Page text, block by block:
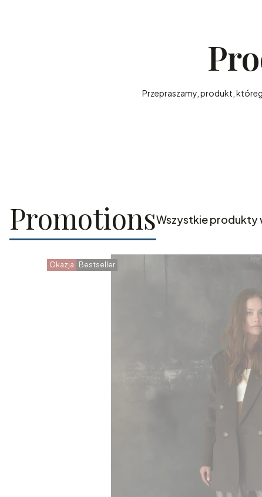
Przepraszamy, produkt,
PromotionsWszystkie produkty
Okazja Bestseller